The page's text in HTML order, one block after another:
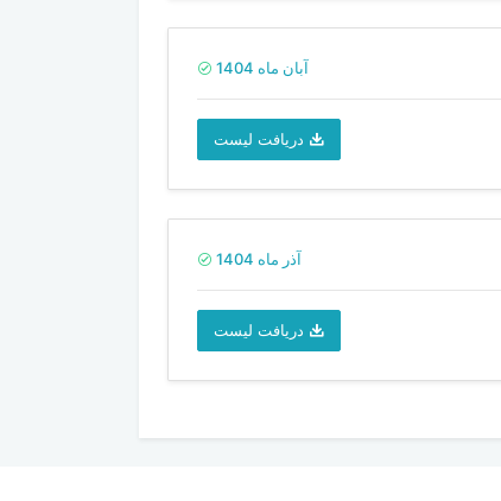
آبان ماه 1404
دریافت لیست
آذر ماه 1404
دریافت لیست